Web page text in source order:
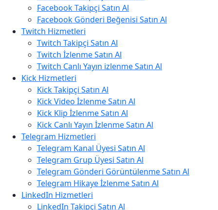
Facebook Takipçi Satın Al
Facebook Gönderi Beğenisi Satın Al
Twitch Hizmetleri
Twitch Takipçi Satın Al
Twitch İzlenme Satın Al
Twitch Canlı Yayın izlenme Satın Al
Kick Hizmetleri
Kick Takipçi Satın Al
Kick Video İzlenme Satın Al
Kick Klip İzlenme Satın Al
Kick Canlı Yayın İzlenme Satın Al
Telegram Hizmetleri
Telegram Kanal Üyesi Satın Al
Telegram Grup Üyesi Satın Al
Telegram Gönderi Görüntülenme Satın Al
Telegram Hikaye İzlenme Satın Al
LinkedIn Hizmetleri
LinkedIn Takipçi Satın Al